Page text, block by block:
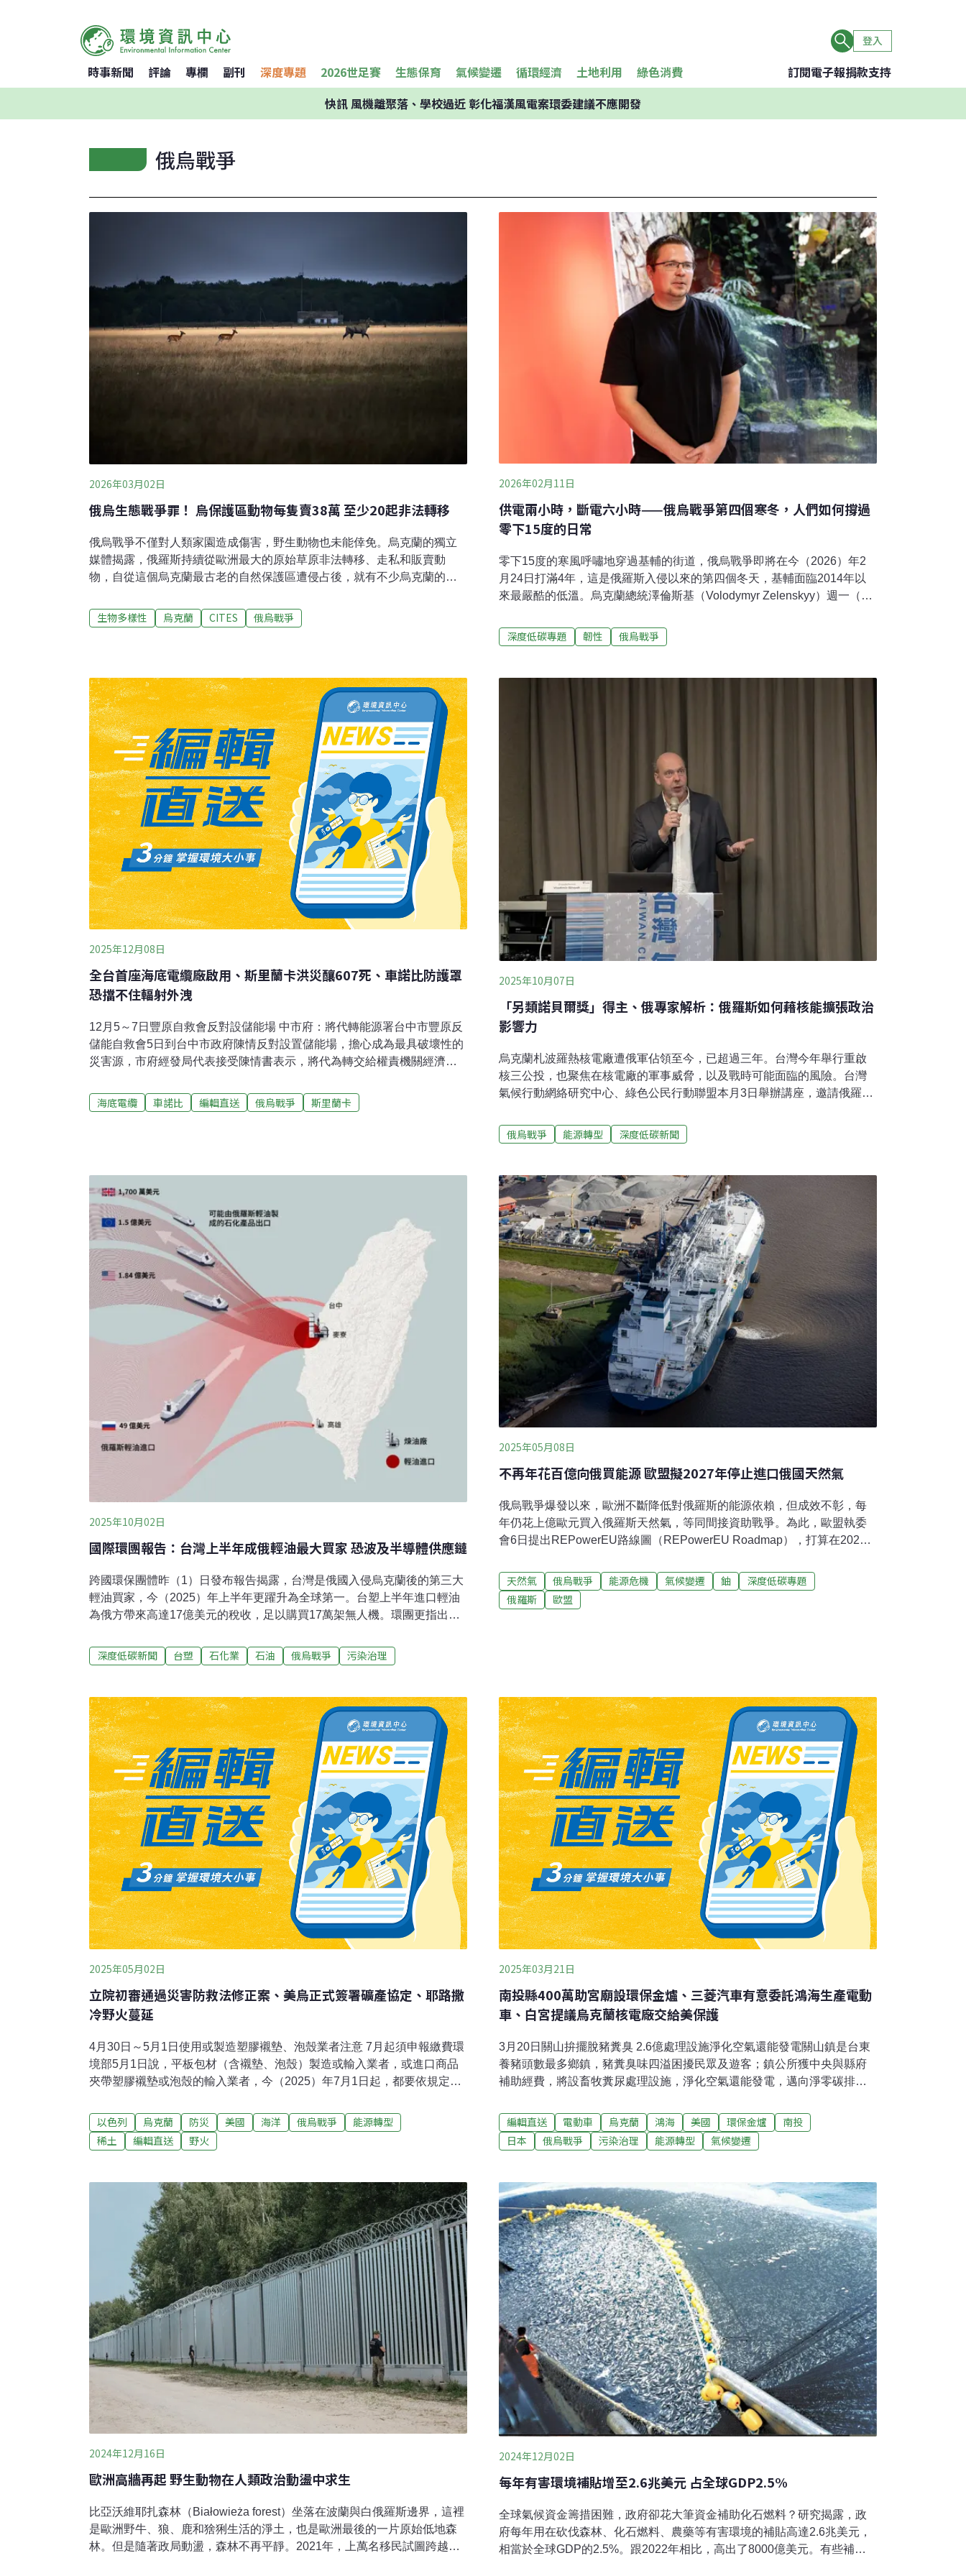
登入
時事新聞 評論 專欄 副刊 深度專題 2026世足賽 生態保育 氣候變遷 循環經濟 土地利用 綠色消費 訂閱電子報捐款支持
快訊風機離聚落、學校過近 彰化福漢風電案環委建議不應開發
俄烏戰爭
2026年03月02日
俄烏生態戰爭罪！ 烏保護區動物每隻賣38萬 至少20起非法轉移
俄烏戰爭不僅對人類家園造成傷害，野生動物也未能倖免。烏克蘭的獨立
媒體揭露，俄羅斯持續從歐洲最大的原始草原非法轉移、走私和販賣動
物，自從這個烏克蘭最古老的自然保護區遭侵占後，就有不少烏克蘭的瀕
區動物阿斯卡尼亞諾瓦保護區（Askaniya-Nova Biosphere Reserve）是烏
克蘭最古老的自然保護區，也是重要的自然科學研究據點，其歷史可追溯
官方認定的瀕危物種，受法律保護。
生物多樣性 烏克蘭 CITES 俄烏戰爭
2026年02月11日
供電兩小時，斷電六小時——俄烏戰爭第四個寒冬，人們如何撐過
零下15度的日常
零下15度的寒風呼嘯地穿過基輔的街道，俄烏戰爭即將在今（2026）年2
月24日打滿4年，這是俄羅斯入侵以來的第四個冬天，基輔面臨2014年以
來最嚴酷的低溫。烏克蘭總統澤倫斯基（Volodymyr Zelenskyy）週一（2
暖斷電。基輔市長克利奇科（Vitali Klitschko）則告訴《紐約時報》，今年
1月，基輔300萬人口中約有一半的房屋曾斷暖。《環境資訊中心》專訪了
視角剖析烏克蘭人如何在戰火中展現生存韌性。戰爭下如何度過冬天？
深度低碳專題 韌性 俄烏戰爭
2025年12月08日
全台首座海底電纜廠啟用、斯里蘭卡洪災釀607死、車諾比防護罩
恐擋不住輻射外洩
12月5～7日豐原自救會反對設儲能場 中市府：將代轉能源署台中市豐原反
儲能自救會5日到台中市政府陳情反對設置儲能場，擔心成為最具破壞性的
災害源，市府經發局代表接受陳情書表示，將代為轉交給權責機關經濟部
儲能科技公司以「工廠附屬設施」名義，在豐原區翁社里設置108個貨櫃、
共925萬顆鋰電池的大型儲能場，擔心只要其中1顆電池熱失控，連鎖效應
具備自製能力，不僅滿足國內需求，未來更有機會外銷其他國家。（聯合
新聞網報導）
海底電纜 車諾比 編輯直送 俄烏戰爭 斯里蘭卡
2025年10月07日
「另類諾貝爾獎」得主、俄專家解析：俄羅斯如何藉核能擴張政治
影響力
烏克蘭札波羅熱核電廠遭俄軍佔領至今，已超過三年。台灣今年舉行重啟
核三公投，也聚焦在核電廠的軍事威脅，以及戰時可能面臨的風險。台灣
氣候行動網絡研究中心、綠色公民行動聯盟本月3日舉辦講座，邀請俄羅斯
雅克（Vladimir Slivyak）分享核電廠在戰火中面臨的威脅，為台灣提供借
鏡。斯利魏雅克表示，俄羅斯長期輸出核能技術至海外、提供其他國家建
師。」而難以脫身。軍事佔領核電廠 不為竊電 而為威嚇2022年3月4日，俄
羅斯入侵烏克蘭的第九天，烏克蘭東南部的札波羅熱核電廠遭俄軍佔領。
斯利魏雅克指出，俄國占領核電廠的戰略目標並非竊取或生產電力，「他
們唯一的目標，是利用新的核災威脅來恐嚇全世界」，讓西方各國因擔心
核能事故波及歐洲，不再支援烏克蘭。
俄烏戰爭 能源轉型 深度低碳新聞
2025年10月02日
國際環團報告：台灣上半年成俄輕油最大買家 恐波及半導體供應鏈
跨國環保團體昨（1）日發布報告揭露，台灣是俄國入侵烏克蘭後的第三大
輕油買家，今（2025）年上半年更躍升為全球第一。台塑上半年進口輕油
為俄方帶來高達17億美元的稅收，足以購買17萬架無人機。環團更指出，
染！」呼籲經濟部訂出強制性指引，若持續依賴俄國輕油，恐面臨美國次
級關稅制裁風險。台塑發布聲明表示，近兩年俄國輕油來源占比提高是市
成。台灣成俄羅斯輕油最大買家 俄收益相當於17萬架無人機環境權保障基
金會昨日與國際智庫能源與清潔空氣研究中心（CREA）、俄國環保組織
Ecodefense、來自德國的Urgewald共同舉辦記者會，發表《危險依賴：台
灣成為全球最大俄羅斯輕油進口國，煤礦進口持續》報告。能源與清潔空
氣研究中心（CREA）歐洲-俄羅斯政策與能源分析團隊主管艾薩克・
深度低碳新聞 台塑 石化業 石油 俄烏戰爭 污染治理
2025年05月08日
不再年花百億向俄買能源 歐盟擬2027年停止進口俄國天然氣
俄烏戰爭爆發以來，歐洲不斷降低對俄羅斯的能源依賴，但成效不彰，每
年仍花上億歐元買入俄羅斯天然氣，等同間接資助戰爭。為此，歐盟執委
會6日提出REPowerEU路線圖（REPowerEU Roadmap），打算在2027
然氣、石油、鈾全面防堵俄烏戰爭2022年爆發後，歐盟啟動REPowerEU
計畫，成功將俄羅斯進口天然氣的比例從45%降至19%，石油也從27%降
至3%。但是2024年，俄羅斯進口的天然氣卻不降反升。為戒斷對俄羅斯能
加強防堵俄羅斯藉「影子
天然氣 俄烏戰爭 能源危機 氣候變遷 鈾
深度低碳專題
俄羅斯
歐盟
2025年05月02日
立院初審通過災害防救法修正案、美烏正式簽署礦產協定、耶路撒
冷野火蔓延
4月30日～5月1日使用或製造塑膠襯墊、泡殼業者注意 7月起須申報繳費環
境部5月1日說，平板包材（含襯墊、泡殼）製造或輸入業者，或進口商品
夾帶塑膠襯墊或泡殼的輸入業者，今（2025）年7月1日起，都要依規定辦
包材都能回收再利用。（自由時報報導）立院初審通過「災害防救法」修
正案 要求強化防災教育知識培養立法院內政委員會4月30日初審通過「災
害防救法部分條文修正草案」，除配合組改修正機關名稱，同時也要求強
內政部就工業管線運作、安全、維護、監督及災害防救等事項，積極研議
立專法議題。（自由時報報導）
以色列 烏克蘭 防災 美國 海洋 俄烏戰爭
能源轉型
稀土
編輯直送 野火
2025年03月21日
南投縣400萬助宮廟設環保金爐、三菱汽車有意委託鴻海生產電動
車、白宮提議烏克蘭核電廠交給美保護
3月20日關山拚擺脫豬糞臭 2.6億處理設施淨化空氣還能發電關山鎮是台東
養豬頭數最多鄉鎮，豬糞臭味四溢困擾民眾及遊客；鎮公所獲中央與縣府
補助經費，將設畜牧糞尿處理設施，淨化空氣還能發電，邁向淨零碳排示
但近年觀光沒落，除外在客觀環境影響外，鎮內也因養豬場排放臭味影響
觀光品質。（中央社報導）改善空汙 南投縣400萬助宮廟設環保金爐、電
子禮炮南投縣長許淑華20日到竹山鎮靈德廟，視察環保金爐和電子禮炮車
家宮廟申請設置環保金爐，並補助29輛電子禮炮車，今年編列400萬元，配
合低碳寺廟認證，鼓勵宮廟申請，為提升南投空氣品質一起努力。（聯合
報報導）
編輯直送 電動車 烏克蘭 鴻海 美國 環保金爐
南投
日本
俄烏戰爭 污染治理 能源轉型 氣候變遷
2024年12月16日
歐洲高牆再起 野生動物在人類政治動盪中求生
比亞沃維耶扎森林（Białowieża forest）坐落在波蘭與白俄羅斯邊界，這裡
是歐洲野牛、狼、鹿和猞猁生活的淨土，也是歐洲最後的一片原始低地森
林。但是隨著政局動盪，森林不再平靜。2021年，上萬名移民試圖跨越白
2024年12月02日
每年有害環境補貼增至2.6兆美元 占全球GDP2.5%
全球氣候資金籌措困難，政府卻花大筆資金補助化石燃料？研究揭露，政
府每年用在砍伐森林、化石燃料、農藥等有害環境的補貼高達2.6兆美元，
相當於全球GDP的2.5%。跟2022年相比，高出了8000億美元。有些補貼